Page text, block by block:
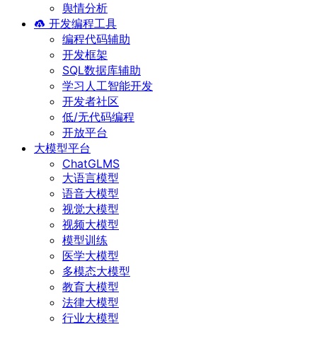
舆情分析
开发编程工具
编程代码辅助
开发框架
SQL数据库辅助
学习人工智能开发
开发者社区
低/无代码编程
开放平台
大模型平台
ChatGLMS
大语言模型
语音大模型
视觉大模型
视频大模型
模型训练
医学大模型
多模态大模型
教育大模型
法律大模型
行业大模型